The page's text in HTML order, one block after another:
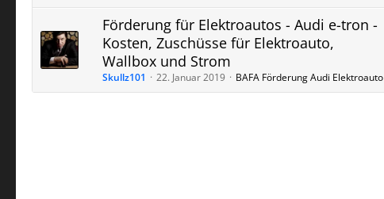
Förderung für Elektroautos - Audi e-tron -
Kosten, Zuschüsse für Elektroauto,
Wallbox und Strom
Skullz101 22. Januar 2019 BAFA Förderung Audi Elektroauto